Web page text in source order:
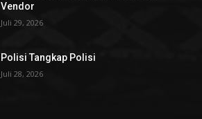
Vendor
Juli 29, 2026
Polisi Tangkap Polisi
Juli 28, 2026